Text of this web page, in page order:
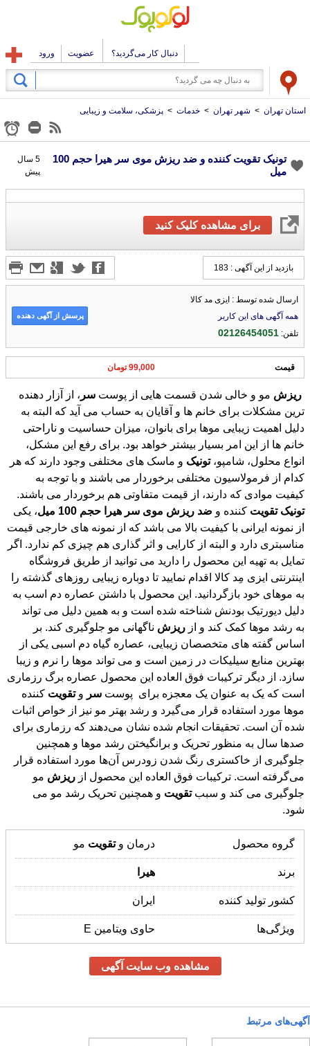
دنبال کار می‌گردید؟ عضویت ورود
استان تهران > شهر تهران > خدمات > پزشکی، سلامت و زیبایی
تونیک تقویت کننده و ضد ریزش موی سر هیرا حجم 100
میل
5 سال
پیش
برای مشاهده کلیک کنید
بازدید از این آگهی : 183
ارسال شده توسط : ایزی مد کالا
همه آگهی های این کاربر
تلفن:02126454051
پرسش از آگهی دهنده
قیمت 99,000 تومان
ریزش مو و خالی شدن قسمت هایی از پوست سر ، از آزار دهنده
ترین مشکلات برای خانم ها و آقایان به حساب می آید که البته به
دلیل اهمیت زیبایی موها برای بانوان، میزان حساسیت و ناراحتی
خانم ها از این امر بسیار بیشتر خواهد بود. برای رفع این مشکل،
انواع محلول، شامپو،تونیک و ماسک های مختلفی وجود دارند که هر
کدام از فرمولاسیون مختلفی برخوردار می باشند و با توجه به
کیفیت موادی که دارند، از قیمت متفاوتی هم برخوردار می باشند.
تونیک تقویت کننده و ضد ریزش موی سر هیرا حجم 100 میل، یکی
از نمونه ایرانی با کیفیت بالا می باشد که از نمونه های خارجی قیمت
مناسبتری دارد و البته از کارایی و اثر گذاری هم چیزی کم ندارد. اگر
تمایل به تهیه این محصول را دارید می توانید از طریق فروشگاه
اینترنتی ایزی مِد کالا اقدام نمایید تا دوباره زیبایی روزهای گذشته را
به موهای خود بازگردانید. این محصول با داشتن عصاره دم اسب به
دلیل دیورتیک بودنش شناخته شده است و به همین دلیل می تواند
به رشد موها کمک کند و از ریزش ناگهانی مو جلوگیری کند. بر
اساس گفته های متخصصان زیبایی، عصاره گیاه دم اسبی یکی از
بهترین منابع سیلیکات در زمین است و می تواند موها را نرم و زیبا
سازد. از دیگر ترکیبات فوق العاده این محصول عصاره برگ رزماری
است که یک به عنوان یک معجزه برای پوست سر وتقویت کننده
مو‌ها مورد استفاده قرار می‌گیرد و رشد بهتر مو نیز از خواص اثبات
شده آن است. تحقیقات انجام شده نشان می‌دهند که رزماری برای
صد‌ها سال به منظور تحریک و برانگیختن رشد مو‌ها و همچنین
جلوگیری از خاکستری رنگ شدن زودرس آن‌ها مورد استفاده قرار
می‌گرفته است. ترکیبات فوق العاده این محصول از ریزش مو
جلوگیری می کند و سببتقویت و همچنین تحریک رشد مو می
شود.
گروه محصول درمان وتقویت مو
برند هیرا
کشور تولید کننده ایران
ویژگی‌ها حاوی ویتامین E
مشاهده وب سایت آگهی
آگهی‌های مرتبط